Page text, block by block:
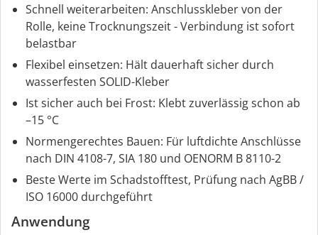
Schnell weiterarbeiten: Anschlusskleber von der
Rolle, keine Trocknungszeit - Verbindung ist sofort
belastbar
Flexibel einsetzen: Hält dauerhaft sicher durch
wasserfesten SOLID-Kleber
Ist sicher auch bei Frost: Klebt zuverlässig schon ab
–15 °C
Normengerechtes Bauen: Für luftdichte Anschlüsse
nach DIN 4108-7, SIA 180 und OENORM B 8110-2
Beste Werte im Schadstofftest, Prüfung nach AgBB /
ISO 16000 durchgeführt
Anwendung